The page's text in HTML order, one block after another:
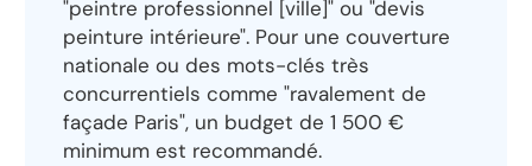
"peintre professionnel [ville]" ou "devis
peinture intérieure". Pour une couverture
nationale ou des mots-clés très
concurrentiels comme "ravalement de
façade Paris", un budget de 1 500 €
minimum est recommandé.